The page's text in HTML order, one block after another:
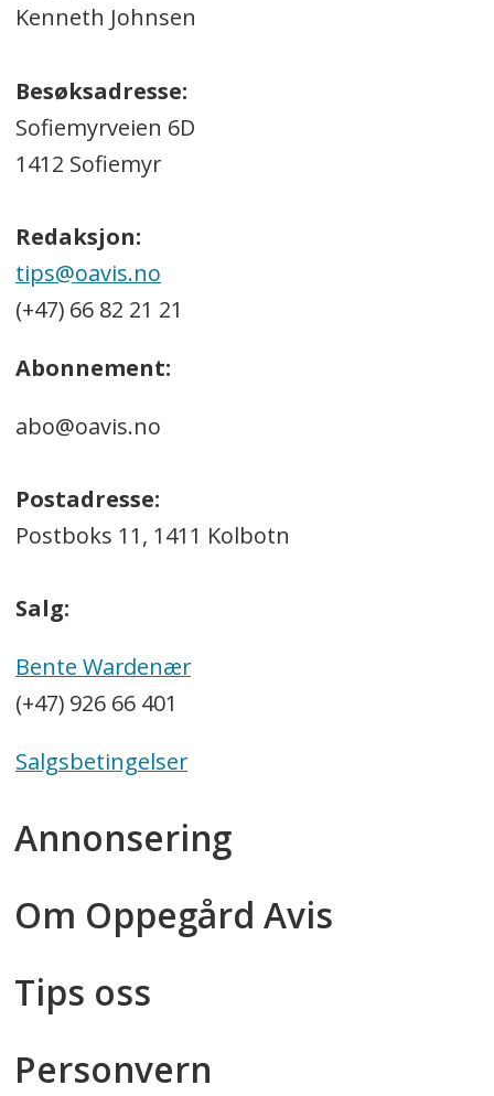
Kenneth Johnsen
Besøksadresse:
Sofiemyrveien 6D
1412 Sofiemyr
Redaksjon:
tips@oavis.no
(+47) 66 82 21 21
Abonnement:
abo@oavis.no
Postadresse:
Postboks 11, 1411 Kolbotn
Salg:
Bente Wardenær
(+47) 926 66 401
Salgsbetingelser
Annonsering
Om Oppegård Avis
Tips oss
Personvern